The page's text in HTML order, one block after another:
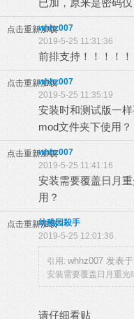
已加，原来是密码
点击重新加载whhz007
2019-5-25 11:31:36
前排支持！！！！！
点击重新加载whhz007
2019-5-25 11:35:19
安装时和测试版一
mod文件夹下使用？
点击重新加载whhz007
2019-5-25 11:41:16
安装需要覆盖日月
用？
点击重新加载幼稚园殺手
2019-5-25 12:01:36
引用: whhz007 发表
安装需要覆盖日月重光
请仔细看贴